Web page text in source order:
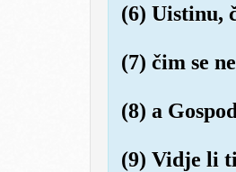
(6) Uistinu,
(7) čim se
(8) a
(9) Vidje li